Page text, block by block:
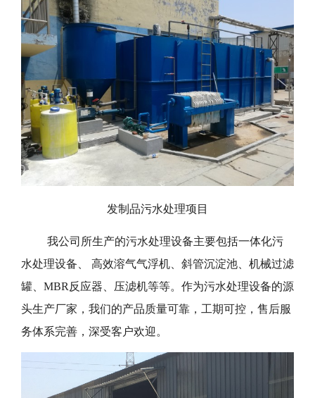
发制品污水处理项目
我公司所生产的污水处理设备主要包括一体化污
水处理设备、 高效溶气气浮机、斜管沉淀池、机械过滤
罐、MBR反应器、压滤机等等。作为污水处理设备的源
头生产厂家，我们的产品质量可靠，工期可控，售后服
务体系完善，深受客户欢迎。